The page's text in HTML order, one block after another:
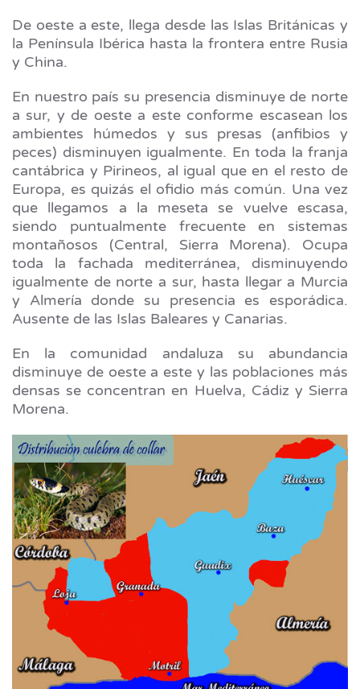
De oeste a este, llega desde las Islas Británicas y
la Península Ibérica hasta la frontera entre Rusia
y China.
En nuestro país su presencia disminuye de norte
a sur, y de oeste a este conforme escasean los
ambientes húmedos y sus presas (anfibios y
peces) disminuyen igualmente. En toda la franja
cantábrica y Pirineos, al igual que en el resto de
Europa, es quizás el ofidio más común. Una vez
que llegamos a la meseta se vuelve escasa,
siendo puntualmente frecuente en sistemas
montañosos (Central, Sierra Morena). Ocupa
toda la fachada mediterránea, disminuyendo
igualmente de norte a sur, hasta llegar a Murcia
y Almería donde su presencia es esporádica.
Ausente de las Islas Baleares y Canarias.
En la comunidad andaluza su abundancia
disminuye de oeste a este y las poblaciones más
densas se concentran en Huelva, Cádiz y Sierra
Morena.